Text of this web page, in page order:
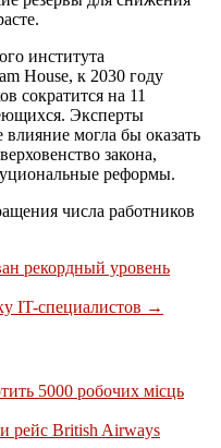
института
House, к 2030 году
сократится на 11
Эксперты
влияние могла бы оказать
закона,
реформы.
числа работников
рекордный уровень
IT-специалистов →
5000 робочих місць
рейс British Airways